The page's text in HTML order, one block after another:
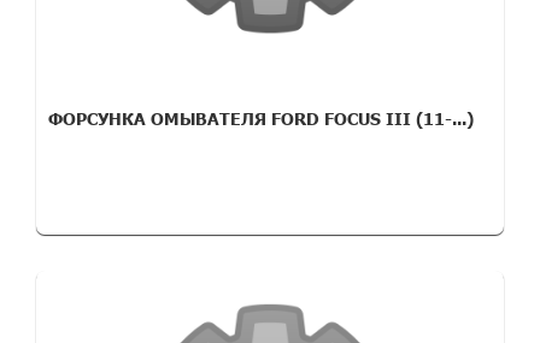
ФОРСУНКА ОМЫВАТЕЛЯ FORD FOCUS III (11-...)